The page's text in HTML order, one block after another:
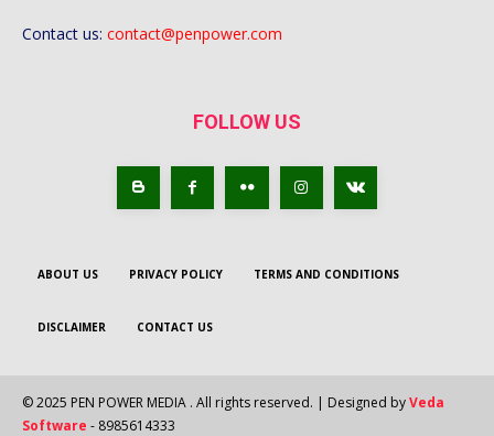
Contact us: contact@penpower.com
FOLLOW US
ABOUT US PRIVACY POLICY TERMS AND CONDITIONS
DISCLAIMER CONTACT US
© 2025 PEN POWER MEDIA . All rights reserved. | Designed byVeda
Software - 8985614333